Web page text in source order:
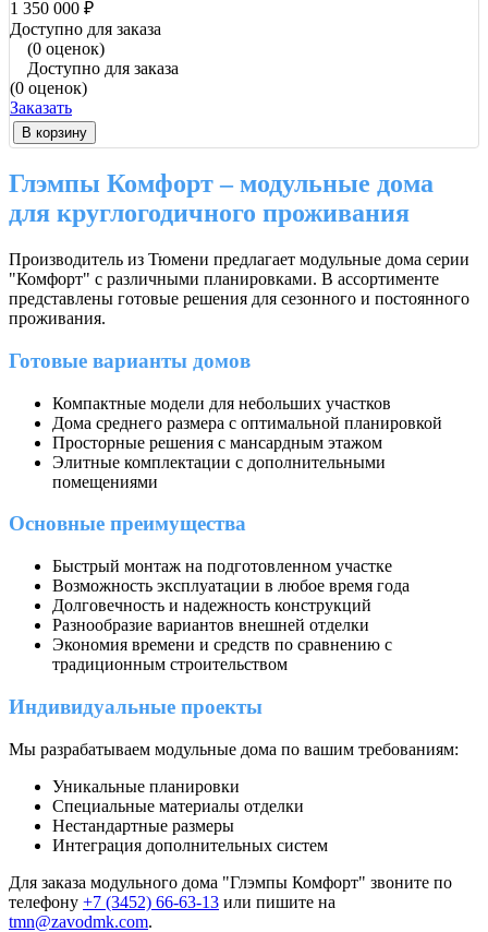
1 350 000 ₽
Доступно для заказа
(0 оценок)
Доступно для заказа
(0 оценок)
Заказать
В корзину
Глэмпы Комфорт – модульные дома
для круглогодичного проживания
Производитель из Тюмени предлагает модульные дома серии
"Комфорт" с различными планировками. В ассортименте
представлены готовые решения для сезонного и постоянного
проживания.
Готовые варианты домов
Компактные модели для небольших участков
Дома среднего размера с оптимальной планировкой
Просторные решения с мансардным этажом
Элитные комплектации с дополнительными
помещениями
Основные преимущества
Быстрый монтаж на подготовленном участке
Возможность эксплуатации в любое время года
Долговечность и надежность конструкций
Разнообразие вариантов внешней отделки
Экономия времени и средств по сравнению с
традиционным строительством
Индивидуальные проекты
Мы разрабатываем модульные дома по вашим требованиям:
Уникальные планировки
Специальные материалы отделки
Нестандартные размеры
Интеграция дополнительных систем
Для заказа модульного дома "Глэмпы Комфорт" звоните по
телефону +7 (3452) 66-63-13 или пишите на
tmn@zavodmk.com.